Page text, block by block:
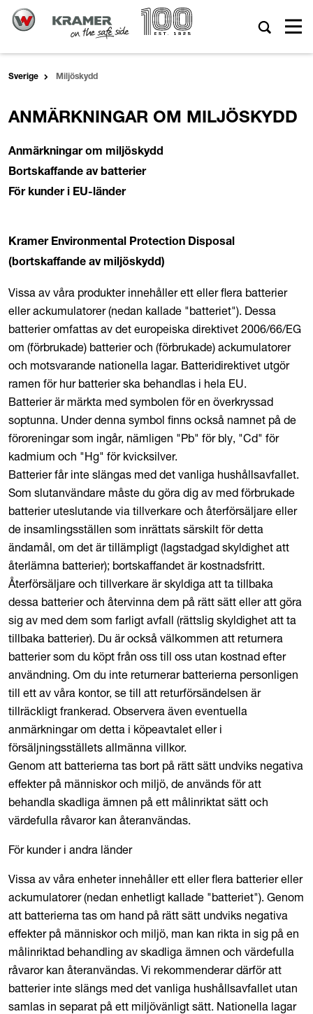
Sverige Miljöskydd
ANMÄRKNINGAR OM MILJÖSKYDD
Anmärkningar om miljöskydd
Bortskaffande av batterier
För kunder i EU-länder
Kramer Environmental Protection Disposal
(bortskaffande av miljöskydd)
Vissa av våra produkter innehåller ett eller flera batterier
eller ackumulatorer (nedan kallade "batteriet"). Dessa
batterier omfattas av det europeiska direktivet 2006/66/EG
om (förbrukade) batterier och (förbrukade) ackumulatorer
och motsvarande nationella lagar. Batteridirektivet utgör
ramen för hur batterier ska behandlas i hela EU.
Batterier är märkta med symbolen för en överkryssad
soptunna. Under denna symbol finns också namnet på de
föroreningar som ingår, nämligen "Pb" för bly, "Cd" för
kadmium och "Hg" för kvicksilver.
Batterier får inte slängas med det vanliga hushållsavfallet.
Som slutanvändare måste du göra dig av med förbrukade
batterier uteslutande via tillverkare och återförsäljare eller
de insamlingsställen som inrättats särskilt för detta
ändamål, om det är tillämpligt (lagstadgad skyldighet att
återlämna batterier); bortskaffandet är kostnadsfritt.
Återförsäljare och tillverkare är skyldiga att ta tillbaka
dessa batterier och återvinna dem på rätt sätt eller att göra
sig av med dem som farligt avfall (rättslig skyldighet att ta
tillbaka batterier). Du är också välkommen att returnera
batterier som du köpt från oss till oss utan kostnad efter
användning. Om du inte returnerar batterierna personligen
till ett av våra kontor, se till att returförsändelsen är
tillräckligt frankerad. Observera även eventuella
anmärkningar om detta i köpeavtalet eller i
försäljningsställets allmänna villkor.
Genom att batterierna tas bort på rätt sätt undviks negativa
effekter på människor och miljö, de används för att
behandla skadliga ämnen på ett målinriktat sätt och
värdefulla råvaror kan återanvändas.
För kunder i andra länder
Vissa av våra enheter innehåller ett eller flera batterier eller
ackumulatorer (nedan enhetligt kallade "batteriet"). Genom
att batterierna tas om hand på rätt sätt undviks negativa
effekter på människor och miljö, man kan rikta in sig på en
målinriktad behandling av skadliga ämnen och värdefulla
råvaror kan återanvändas. Vi rekommenderar därför att
batterier inte slängs med det vanliga hushållsavfallet utan
samlas in separat på ett miljövänligt sätt. Nationella lagar